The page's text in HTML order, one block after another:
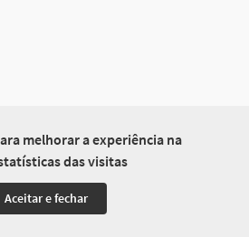
melhorar a experiência na
das visitas
Aceitar e fechar